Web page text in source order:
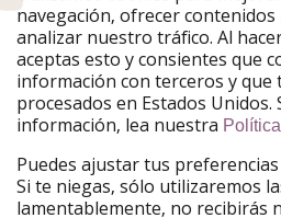
VakantiePiraten
VoyagesPirates
Urlaubspiraten
TravelPirates
Nuestro grupo
HolidayPirates Group
Conócenos mejor
navegación, ofrecer
analizar nuestro tráfico. Al
aceptas esto y consientes que
información con terceros y que
procesados en Estados Unidos.
información, lea nuestra
Puedes ajustar tus
Si te niegas, sólo utilizaremos
lamentablemente, no recibirás